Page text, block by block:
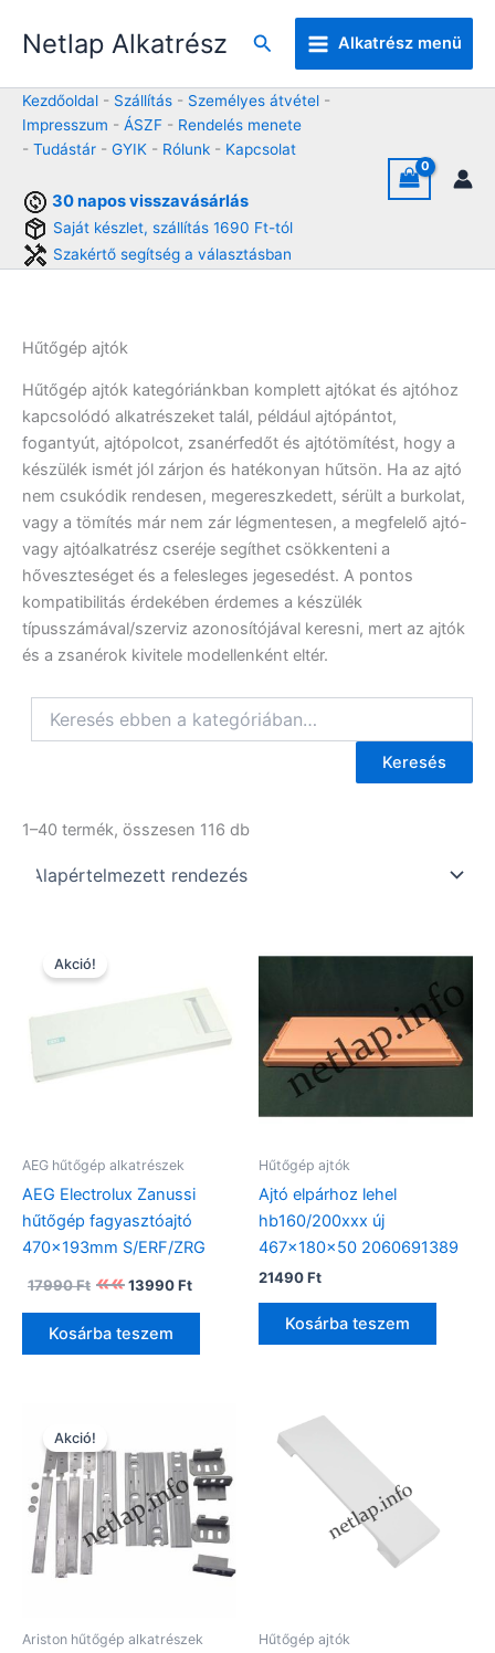
Netlap Alkatrész Keresés Alkatrész menü
Kezdőoldal - Szállítás - Személyes átvétel -
Impresszum - ÁSZF - Rendelés menete
- Tudástár - GYIK - Rólunk - Kapcsolat
30 napos visszavásárlás
Saját készlet, szállítás 1690 Ft-tól
Szakértő segítség a választásban
Hűtőgép ajtók
Hűtőgép ajtók kategóriánkban komplett ajtókat és ajtóhoz
kapcsolódó alkatrészeket talál, például ajtópántot,
fogantyút, ajtópolcot, zsanérfedőt és ajtótömítést, hogy a
készülék ismét jól zárjon és hatékonyan hűtsön. Ha az ajtó
nem csukódik rendesen, megereszkedett, sérült a burkolat,
vagy a tömítés már nem zár légmentesen, a megfelelő ajtó-
vagy ajtóalkatrész cseréje segíthet csökkenteni a
hőveszteséget és a felesleges jegesedést. A pontos
kompatibilitás érdekében érdemes a készülék
típusszámával/szerviz azonosítójával keresni, mert az ajtók
és a zsanérok kivitele modellenként eltér.
Keresés
1–40 termék, összesen 116 db
Akció!
AEG hűtőgép alkatrészek
AEG Electrolux Zanussi
hűtőgép fagyasztóajtó
470x193mm S/ERF/ZRG
17990Ft
Original
price
was:
17990 Ft.
13990Ft
price
is:
Kosárba teszem
Hűtőgép ajtók
Ajtó elpárhoz lehel
hb160/200xxx új
467x180x50 2060691389
21490Ft
Kosárba teszem
Akció!
Ariston hűtőgép alkatrészek Hűtőgép ajtók